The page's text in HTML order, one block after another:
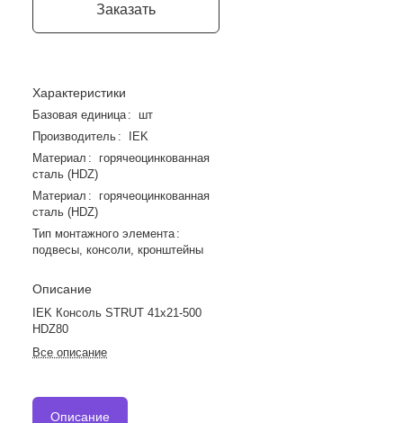
Заказать
Характеристики
Базовая единица :
шт
Производитель :
IEK
Материал :
горячеоцинкованная
сталь (HDZ)
Материал :
горячеоцинкованная
сталь (HDZ)
Тип монтажного элемента :
подвесы, консоли, кронштейны
Описание
IEK Консоль STRUT 41х21-500
HDZ80
Все описание
Описание